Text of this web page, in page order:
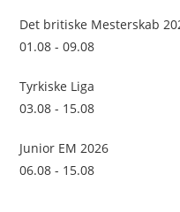
Det britiske Mesterskab
01.08 - 09.08
Tyrkiske Liga
03.08 - 15.08
Junior EM 2026
06.08 - 15.08